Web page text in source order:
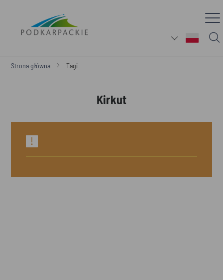
Strona główna Tagi
Kirkut